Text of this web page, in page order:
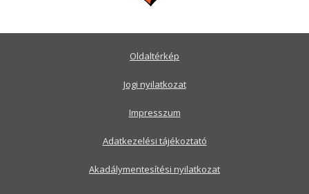
Oldaltérkép
Jogi nyilatkozat
Impresszum
Adatkezelési tájékoztató
Akadálymentesítési nyilatkozat